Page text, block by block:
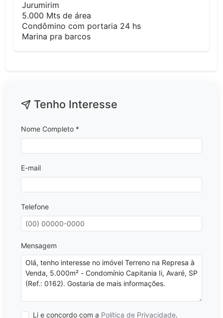
Jurumirim
5.000 Mts de área
Condômino com portaria 24 hs
Marina pra barcos
Tenho Interesse
Nome Completo *
E-mail
Telefone
Mensagem
Li e concordo com a Política de Privacidade.